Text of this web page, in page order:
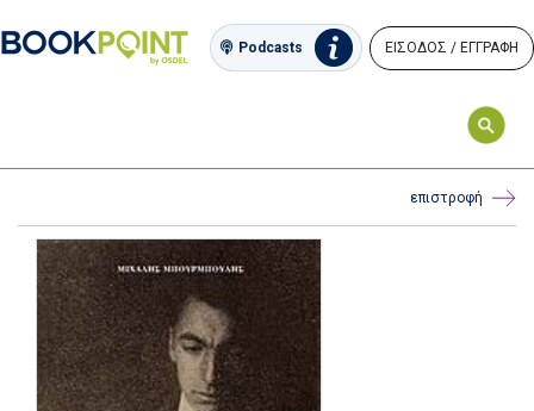
Podcasts ΕΙΣΟΔΟΣ / ΕΓΓΡΑΦΗ
επιστροφή